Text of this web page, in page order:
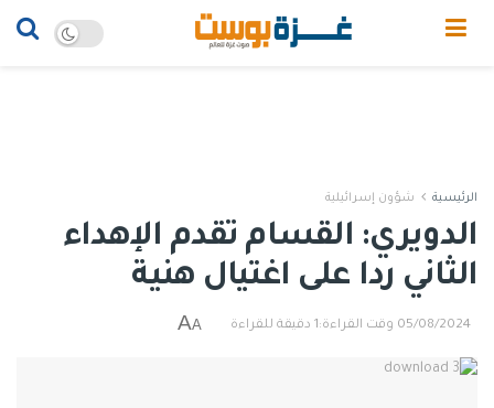
الرئيسية شؤون إسرائيلية
الدويري: القسام تقدم الإهداء
الثاني ردا على اغتيال هنية
05/08/2024 وقت القراءة:1 دقيقة للقراءة A
A